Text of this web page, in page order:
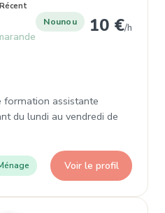
Récent
à Torfou
Nounou 10 €/h
formation assistante
du lundi au vendredi de
Voir le profil